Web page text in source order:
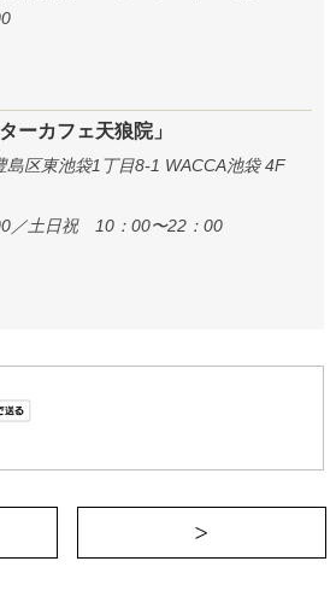
ーカフェ天狼院」
区東池袋1丁目8-1 WACCA池袋 4F
／土日祝 10：00〜22：00
＜ 聴衆はあなたの成功を望んでいる